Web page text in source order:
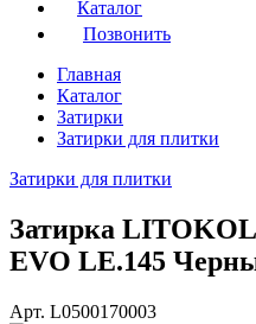
Каталог
Позвонить
Главная
Каталог
Затирки
Затирки для плитки
Затирки для плитки
Затирка
EVO LE.145
Арт. L0500170003